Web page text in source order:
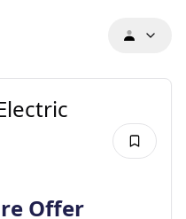
Offer